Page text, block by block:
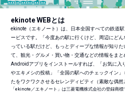
ekinote WEBとは
ekinote（エキノート）は、日本全国すべての鉄道
ービスです。「今度あの駅に行くけど、周辺にど
っている駅だけど、もっとディープな情報が知り
て、観光・グルメ・買い物・交通などの情報をま
Androidアプリをインストールすれば、「お気に入
やエキメシの投稿」「全国の駅へのチェックイン
たをワクワクさせるセレンディピティ（素敵な偶然
「ekinote／エキノート」は三菱電機株式会社の登録商標